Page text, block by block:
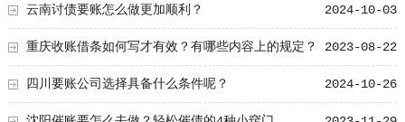
正确姿势 2024-10-03
云南讨债要账怎么做更加顺利？
2023-08-22
重庆收账借条如何写才有效？有哪些内容上的规定？
2024-10-26
四川要账公司选择具备什么条件呢？